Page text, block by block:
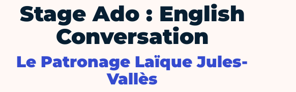
Stage Ado : English
Conversation
Le Patronage Laïque Jules-
Vallès